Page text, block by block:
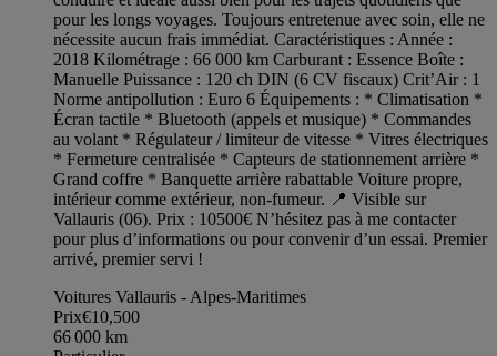
pour les longs voyages. Toujours entretenue avec soin, elle ne
nécessite aucun frais immédiat. Caractéristiques : Année :
2018 Kilométrage : 66 000 km Carburant : Essence Boîte :
Manuelle Puissance : 120 ch DIN (6 CV fiscaux) Crit’Air : 1
Norme antipollution : Euro 6 Équipements : * Climatisation *
Écran tactile * Bluetooth (appels et musique) * Commandes
au volant * Régulateur / limiteur de vitesse * Vitres électriques
* Fermeture centralisée * Capteurs de stationnement arrière *
Grand coffre * Banquette arrière rabattable Voiture propre,
intérieur comme extérieur, non-fumeur. 📍 Visible sur
Vallauris (06). Prix : 10500€ N’hésitez pas à me contacter
pour plus d’informations ou pour convenir d’un essai. Premier
arrivé, premier servi !
Voitures Vallauris - Alpes-Maritimes
Prix€10,500
66 000 km